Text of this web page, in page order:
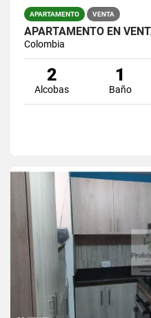
APARTAMENTO VENTA
Colombia
2
Alcobas
1
Baño